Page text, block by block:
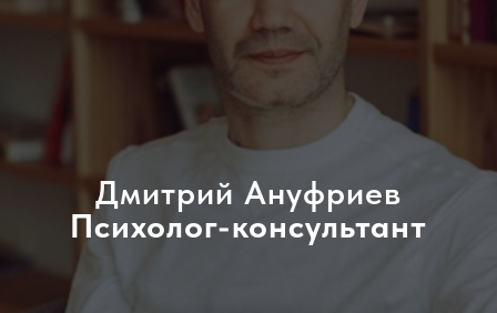
Дмитрий Ануфриев
Психолог-консультант